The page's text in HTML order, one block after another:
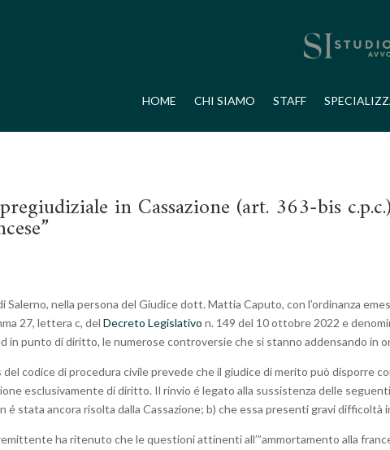
HOME CHI SIAMO STAFF
in Cassazione (art. 363-bis
Salerno, nella persona del Giudice dott. Mattia Caputo, con l’ordinanza
27, lettera c, delDecreto Legislativo n. 149 del 10 ottobre 2022 e
in punto di diritto, le numerose controversie che si stanno addensando in
del codice di procedura civile prevede che il giudice di merito può disporre
esclusivamente di diritto. Il rinvio é legato alla sussistenza delle
é stata ancora risolta dalla Cassazione; b) che essa presenti gravi
ha ritenuto che le questioni attinenti all’”ammortamento alla